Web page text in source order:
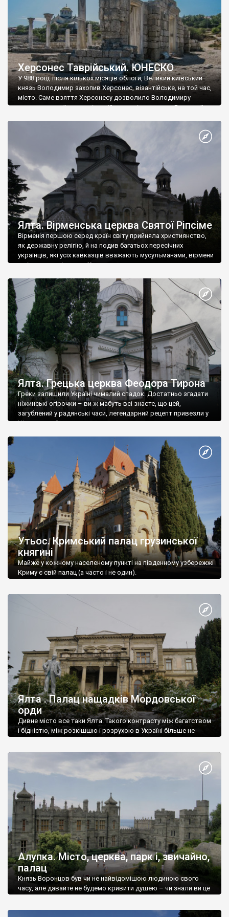
Херсонес Таврійський. ЮНЕСКО
У 988 році, після кількох місяців облоги, Великий київський
князь Володимир захопив Херсонес, візантійське, на той час,
місто. Саме взяття Херсонесу дозволило Володимиру
диктувати свої умови візантійському імператору Василю ІІ, та
Херсонесі Володимир-язичник, став Василем-християнином.
А потім було Хрещення Русі. На честь Херсонесу Таврійського
Ялта. Вірменська церква Святої Ріпсіме
Вірменія першою серед країн світу прийняла християнство,
як державну релігію, й на подив багатьох пересічних
українців, які усіх кавказців вважають мусульманами, вірмени
є відданими вірянами Христа
Ялта. Грецька церква Феодора Тирона
Греки залишили Україні чималий спадок. Достатньо згадати
ніжинські огірочки – ви ж мабуть всі знаєте, що цей,
загублений у радянські часи, легендарний рецепт привезли у
Ніжин греки?
Утьос. Кримський палац грузинської
княгині
Майже у кожному населеному пункті на південному узбережжі
Криму є свій палац (а часто і не один).
Ялта . Палац нащадків Мордовської
орди
Дивне місто все таки Ялта. Такого контрасту між багатством
і бідністю, між розкішшю і розрухою в Україні більше не
Алупка. Місто, церква, парк і, звичайно,
палац
Князь Воронцов був чи не найвідомішою людиною свого
часу, але давайте не будемо кривити душею – чи знали ви це